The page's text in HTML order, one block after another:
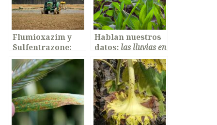
Flumioxazim y
Sulfentrazone:
análisis de
aplicaciones en
los últimos años
Hablan nuestros
datos: las lluvias en
Argentina, ¿llegaron
a tiempo?